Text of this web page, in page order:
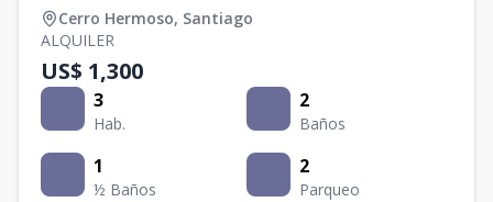
Cerro Hermoso, Santiago
ALQUILER
US$ 1,300
3
Hab.
2
Baños
1
½ Baños
2
Parqueo